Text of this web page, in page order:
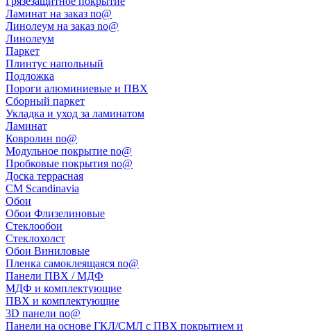
Ламинат на заказ no@
Линолеум на заказ no@
Линолеум
Паркет
Плинтус напольный
Подложка
Пороги алюминиевые и ПВХ
Сборный паркет
Укладка и уход за ламинатом
Ламинат
Ковролин no@
Модульное покрытие no@
Пробковые покрытия no@
Доска террасная
CM Scandinavia
Обои
Обои Флизелиновые
Стеклообои
Стеклохолст
Обои Виниловые
Пленка самоклеящаяся no@
Панели ПВХ / МДФ
МДФ и комплектующие
ПВХ и комплектующие
3D панели no@
Панели на основе ГКЛ/СМЛ с ПВХ покрытием и